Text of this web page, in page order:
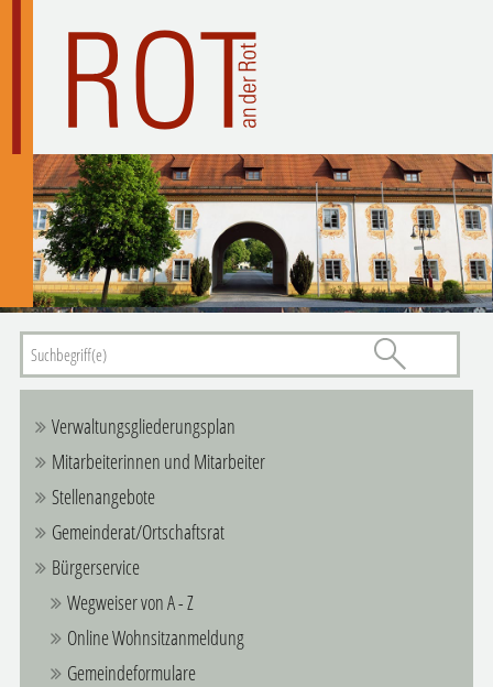
Verwaltungsgliederungsplan
Mitarbeiterinnen und Mitarbeiter
Stellenangebote
Gemeinderat/Ortschaftsrat
Bürgerservice
Wegweiser von A - Z
Online Wohnsitzanmeldung
Gemeindeformulare